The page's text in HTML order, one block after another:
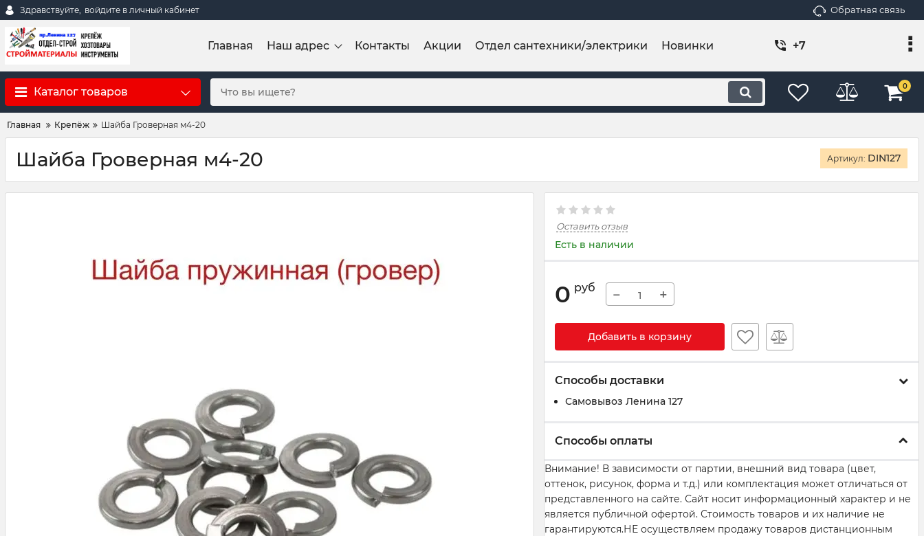
Здравствуйте, войдите в личный кабинет Обратная связь
Главная Наш адрес Контакты Акции Отдел сантехники/электрики Новинки +7
Каталог товаров 0
Главная Крепёж Шайба Гроверная м4-20
Шайба Гроверная м4-20 Артикул: DIN127
Оставить отзыв
Есть в наличии
0 руб − +
Добавить в корзину
Способы доставки
Самовывоз Ленина 127
Способы оплаты
Внимание! В зависимости от партии, внешний вид товара (цвет,
оттенок, рисунок, форма и т.д.) или комплектация может отличаться от
представленного на сайте. Сайт носит информационный характер и не
является публичной офертой. Стоимость товаров и их наличие не
гарантируются.НЕ осуществляем продажу товаров дистанционным